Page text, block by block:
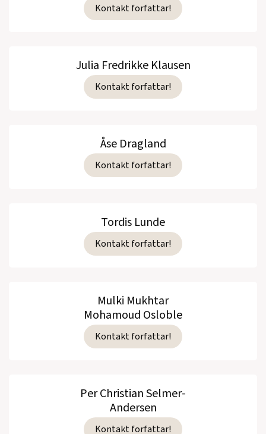
Kontakt forfattar!
Julia Fredrikke Klausen
Kontakt forfattar!
Åse Dragland
Kontakt forfattar!
Tordis Lunde
Kontakt forfattar!
Mulki Mukhtar
Mohamoud Osloble
Kontakt forfattar!
Per Christian Selmer-
Andersen
Kontakt forfattar!